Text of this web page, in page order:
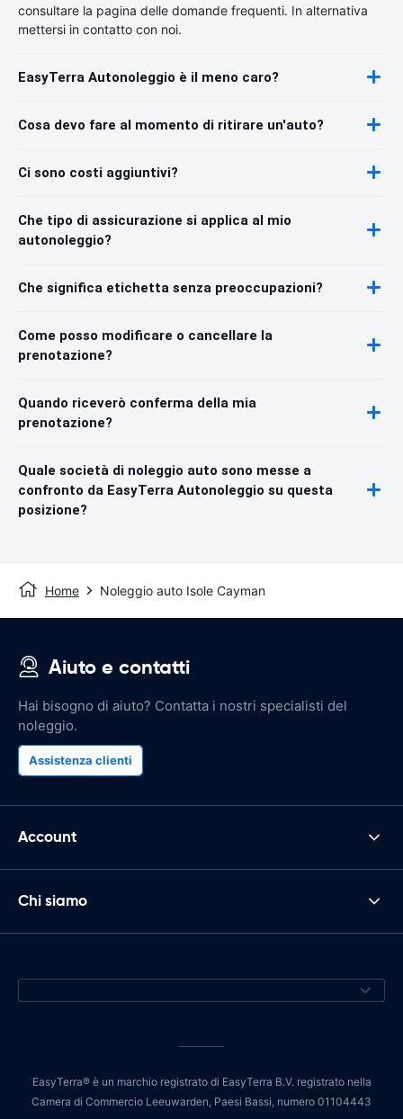
consultare la pagina delle domande frequenti. In alternativa
mettersi in contatto con noi.
EasyTerra Autonoleggio è il meno caro?
Cosa devo fare al momento di ritirare un'auto?
Ci sono costi aggiuntivi?
Che tipo di assicurazione si applica al mio
autonoleggio?
Che significa etichetta senza preoccupazioni?
Come posso modificare o cancellare la
prenotazione?
Quando riceverò conferma della mia
prenotazione?
Quale società di noleggio auto sono messe a
confronto da EasyTerra Autonoleggio su questa
posizione?
Home Noleggio auto Isole Cayman
Aiuto e contatti
Hai bisogno di aiuto? Contatta i nostri specialisti del
noleggio.
Assistenza clienti
Account
Chi siamo
EasyTerra® è un marchio registrato di EasyTerra B.V. registrato nella
Camera di Commercio Leeuwarden, Paesi Bassi, numero 01104443